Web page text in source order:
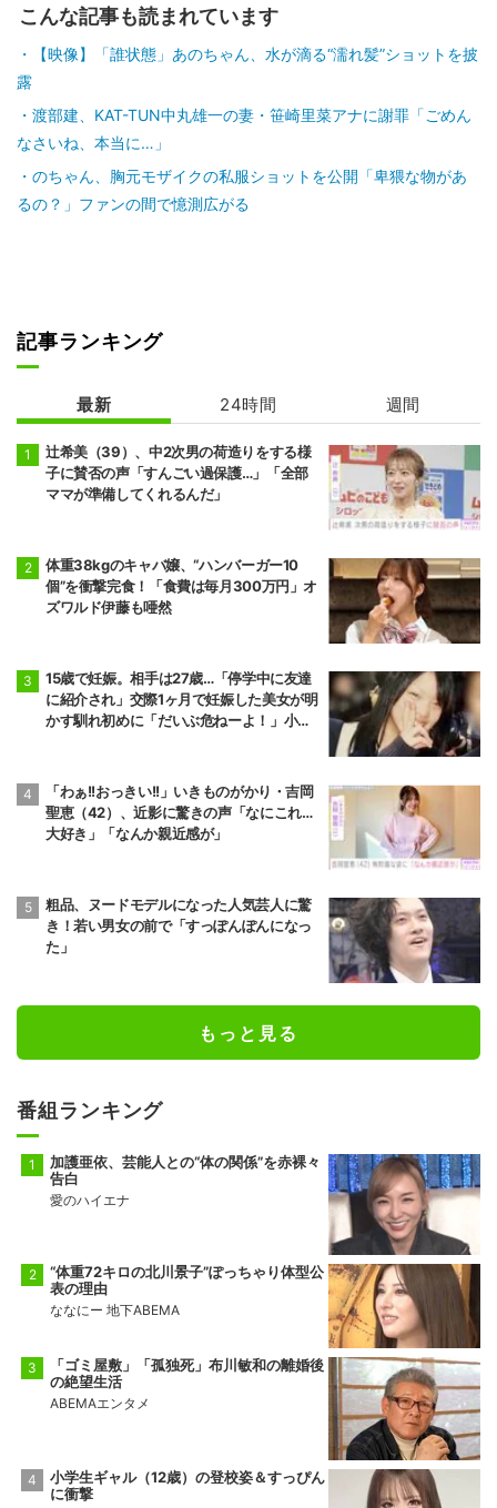
こんな記事も読まれています
【映像】「誰状態」あのちゃん、水が滴る“濡れ髪”ショットを披
露
渡部建、KAT-TUN中丸雄一の妻・笹崎里菜アナに謝罪「ごめん
なさいね、本当に…」
のちゃん、胸元モザイクの私服ショットを公開「卑猥な物があ
るの？」ファンの間で憶測広がる
記事ランキング
最新 24時間 週間
辻希美（39）、中2次男の荷造りをする様
子に賛否の声「すんごい過保護…」「全部
ママが準備してくれるんだ」
体重38kgのキャバ嬢、“ハンバーガー10
個”を衝撃完食！「食費は毎月300万円」オ
ズワルド伊藤も唖然
15歳で妊娠。相手は27歳…「停学中に友達
に紹介され」交際1ヶ月で妊娠した美女が明
かす馴れ初めに「だいぶ危ねーよ！」小森
「わぁ!!おっきい!!」いきものがかり・吉岡
聖恵（42）、近影に驚きの声「なにこれ…
大好き」「なんか親近感が」
粗品、ヌードモデルになった人気芸人に驚
き！若い男女の前で「すっぽんぽんになっ
た」
もっと見る
番組ランキング
加護亜依、芸能人との“体の関係”を赤裸々
告白
愛のハイエナ
“体重72キロの北川景子”ぽっちゃり体型公
表の理由
ななにー 地下ABEMA
「ゴミ屋敷」「孤独死」布川敏和の離婚後
の絶望生活
ABEMAエンタメ
小学生ギャル（12歳）の登校姿＆すっぴん
に衝撃